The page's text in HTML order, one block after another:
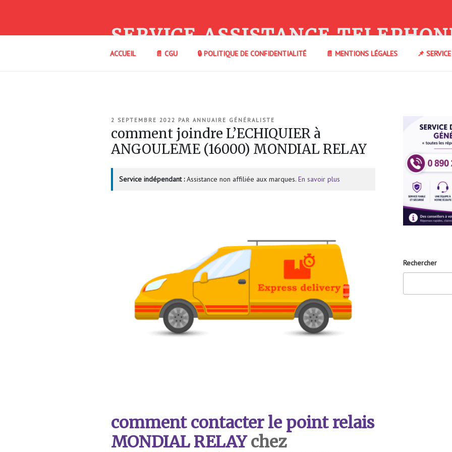
SERVICE ASSISTANCE
ACCUEIL 📄 CGU 🔒 POLITIQUE DE CONFIDENTIALITÉ 📄 MENTIONS LÉGALES 📌
PUBLIÉ
2 SEPTEMBRE 2022 PAR ANNUAIRE GÉNÉRALISTE
comment joindre L’ECHIQUIER à
ANGOULEME (16000) MONDIAL RELAY
Service indépendant :Assistance non affiliée aux marques. En savoir plus
comment contacter le point relais
MONDIAL RELAYchez
Rechercher